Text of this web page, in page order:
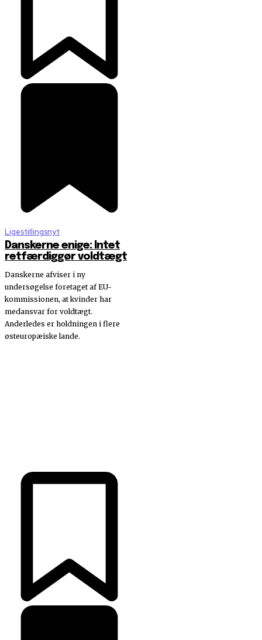
Ligestillingsnyt
Danskerne enige: Intet
retfærdiggør voldtægt
Danskerne afviser i ny
undersøgelse foretaget af EU-
kommissionen, at kvinder har
medansvar for voldtægt.
Anderledes er holdningen i flere
østeuropæiske lande.